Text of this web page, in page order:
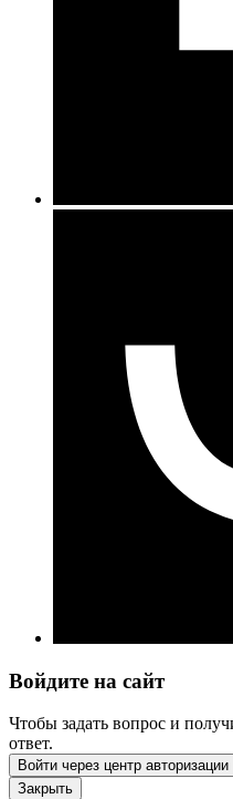
Войдите на сайт
Чтобы задать вопрос и
ответ.
Войти через центр авторизации
Закрыть